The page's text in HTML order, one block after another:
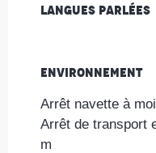
Langues parlées
Langues parlées
Environnement
Environnement
Arrêt navette à
Arrêt de transport
m